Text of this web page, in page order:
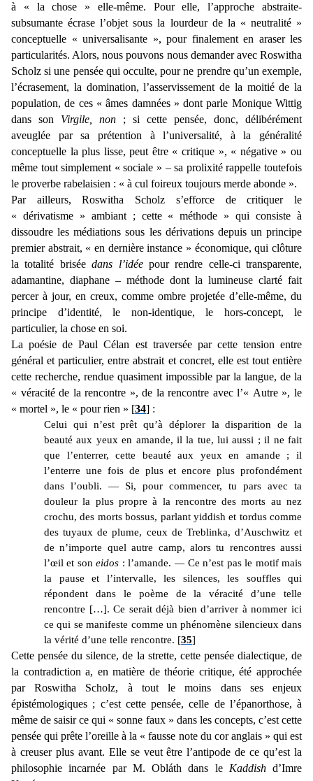
à « la chose » elle-même. Pour elle, l’approche abstraite-
subsumante écrase l’objet sous la lourdeur de la « neutralité »
conceptuelle « universalisante », pour finalement en araser les
particularités. Alors, nous pouvons nous demander avec Roswitha
Scholz si une pensée qui occulte, pour ne prendre qu’un exemple,
l’écrasement, la domination, l’asservissement de la moitié de la
population, de ces « âmes damnées » dont parle Monique Wittig
dans son Virgile, non ; si cette pensée, donc, délibérément
aveuglée par sa prétention à l’universalité, à la généralité
conceptuelle la plus lisse, peut être « critique », « négative » ou
même tout simplement « sociale » – sa prolixité rappelle toutefois
le proverbe rabelaisien : « à cul foireux toujours merde abonde ».
Par ailleurs, Roswitha Scholz s’efforce de critiquer le
« dérivatisme » ambiant ; cette « méthode » qui consiste à
dissoudre les médiations sous les dérivations depuis un principe
premier abstrait, « en dernière instance » économique, qui clôture
la totalité briséedans l’idéepour rendre celle-ci transparente,
adamantine, diaphane – méthode dont la lumineuse clarté fait
percer à jour, en creux, comme ombre projetée d’elle-même, du
principe d’identité, le non-identique, le hors-concept, le
particulier, la chose en soi.
La poésie de Paul Célan est traversée par cette tension entre
général et particulier, entre abstrait et concret, elle est tout entière
cette recherche, rendue quasiment impossible par la langue, de la
« véracité de la rencontre », de la rencontre avec l’« Autre », le
« mortel », le « pour rien » [34] :
Celui qui n’est prêt qu’à déplorer la disparition de la
beauté aux yeux en amande, il la tue, lui aussi ; il ne fait
que l’enterrer, cette beauté aux yeux en amande ; il
l’enterre une fois de plus et encore plus profondément
dans l’oubli. — Si, pour commencer, tu pars avec ta
douleur la plus propre à la rencontre des morts au nez
crochu, des morts bossus, parlant yiddish et tordus comme
des tuyaux de plume, ceux de Treblinka, d’Auschwitz et
de n’importe quel autre camp, alors tu rencontres aussi
l’œil et soneidos : l’amande. — Ce n’est pas le motif mais
la pause et l’intervalle, les silences, les souffles qui
répondent dans le poème de la véracité d’une telle
rencontre […]. Ce serait déjà bien d’arriver à nommer ici
ce qui se manifeste comme un phénomène silencieux dans
la vérité d’une telle rencontre. [35]
Cette pensée du silence, de la strette, cette pensée dialectique, de
la contradiction a, en matière de théorie critique, été approchée
par Roswitha Scholz, à tout le moins dans ses enjeux
épistémologiques ; c’est cette pensée, celle de l’épanorthose, à
même de saisir ce qui « sonne faux » dans les concepts, c’est cette
pensée qui prête l’oreille à la « fausse note du cor anglais » qui est
à creuser plus avant. Elle se veut être l’antipode de ce qu’est la
philosophie incarnée par M. Obláth dans le Kaddishd’Imre